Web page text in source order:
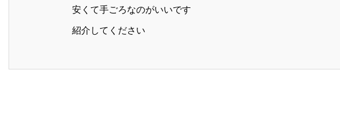
安くて手ごろなのがいいです
紹介してください